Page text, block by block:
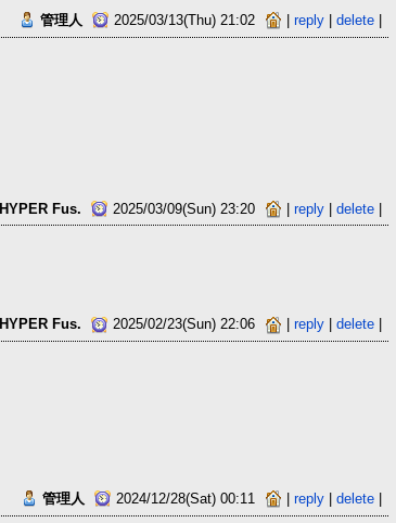
管理人 2025/03/13(Thu) 21:02 | reply| delete|
HYPER Fus. 2025/03/09(Sun) 23:20 | reply| delete|
HYPER Fus. 2025/02/23(Sun) 22:06 reply| delete|
管理人 2024/12/28(Sat) 00:11 | reply| delete|